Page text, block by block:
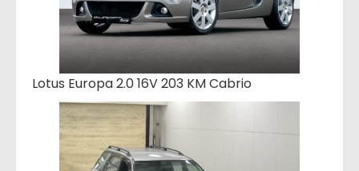
Lotus Europa 2.0 16V 203 KM Cabrio